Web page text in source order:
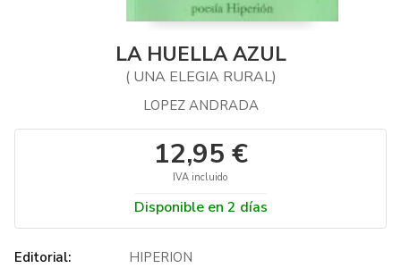
LA HUELLA AZUL
( UNA ELEGIA RURAL)
LOPEZ ANDRADA
12,95 €
IVA incluido
Disponible en 2 días
Editorial:
HIPERION